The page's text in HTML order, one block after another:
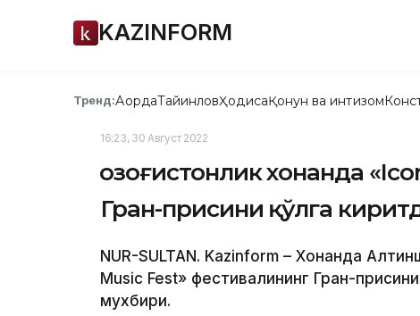
KAZINFORM
Тренд:АқордаТайинловҲодисаҚонун ва интизом
16:23, 30 Август 2022
Қозоғистонлик хонанда
Гран-присини қўлга
NUR-SULTAN. Kazinform – Хонанда
Music Fest» фестивалининг Гран-
мухбири.